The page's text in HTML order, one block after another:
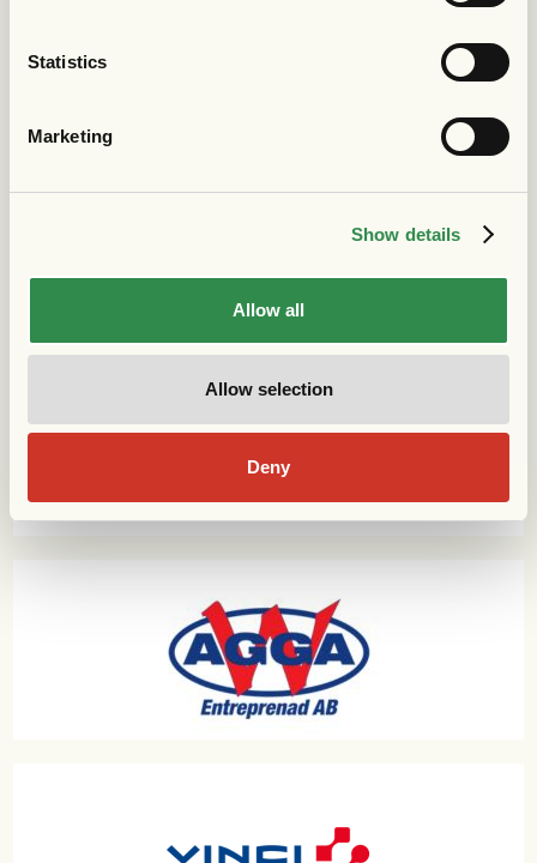
Statistics
Marketing
Show details
Allow all
Allow selection
Deny